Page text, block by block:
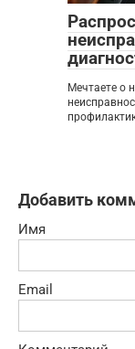
Мечтаете о
Добавить
Имя
Email